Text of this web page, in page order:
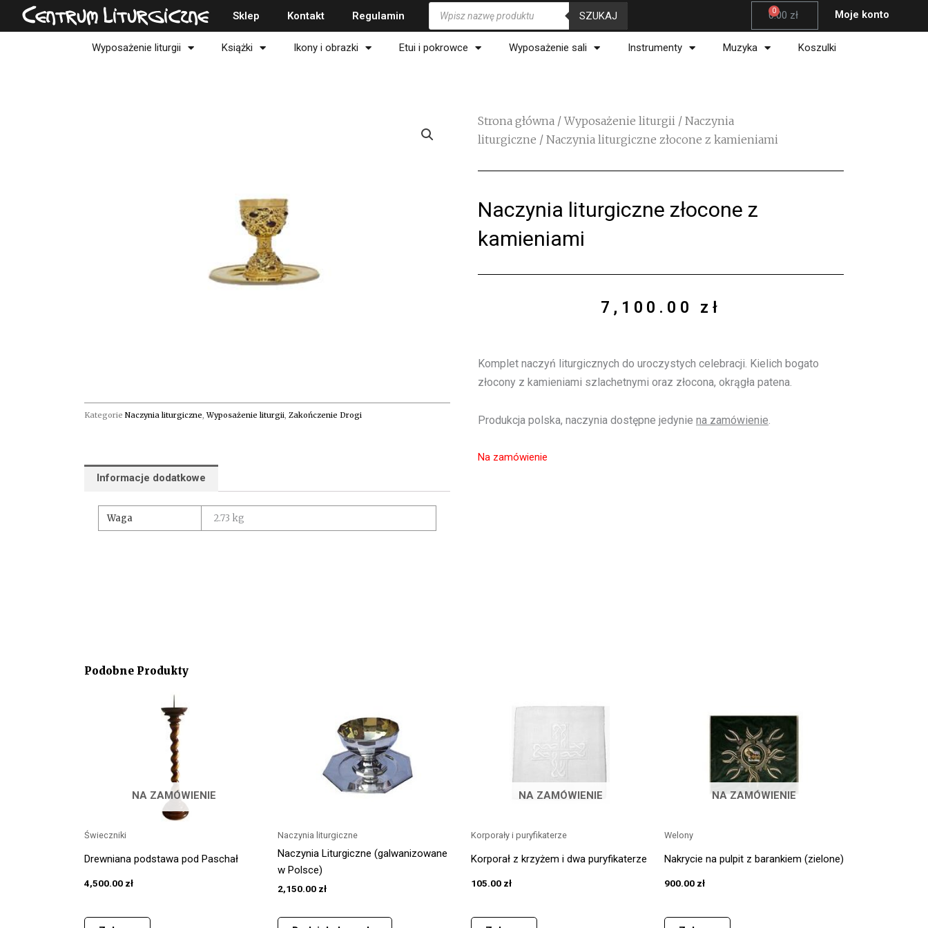
PrzejdźCentrum Liturgiczne Sklep Kontakt Regulamin
Wyszukiwarka
produktów
SZUKAJ 0.00 zł
Wózek Moje konto
Wyposażenie liturgii Książki Ikony i obrazki Etui i pokrowce Wyposażenie sali Instrumenty Muzyka Koszulki
Kategorie Naczynia liturgiczne,Wyposażenie liturgii, Zakończenie Drogi
Informacje dodatkowe
Waga 2.73 kg
Strona główna /Wyposażenie liturgii / Naczynia
liturgiczne / Naczynia liturgiczne złocone z kamieniami
Naczynia liturgiczne złocone z
kamieniami
7,100.00 zł
Komplet naczyń liturgicznych do uroczystych celebracji. Kielich bogato
złocony z kamieniami szlachetnymi oraz złocona, okrągła patena.
Produkcja polska, naczynia dostępne jedynie na zamówienie
Na zamówienie
Podobne Produkty
NA ZAMÓWIENIE
Świeczniki
Drewniana podstawa pod Paschał
4,500.00 zł
Naczynia liturgiczne
Naczynia Liturgiczne (galwanizowane
w Polsce)
2,150.00 zł
NA ZAMÓWIENIE
Korporały i puryfikaterze
Korporał z krzyżem i dwa puryfikaterze
105.00 zł
NA ZAMÓWIENIE
Welony
Nakrycie na pulpit z barankiem (zielone)
900.00 zł